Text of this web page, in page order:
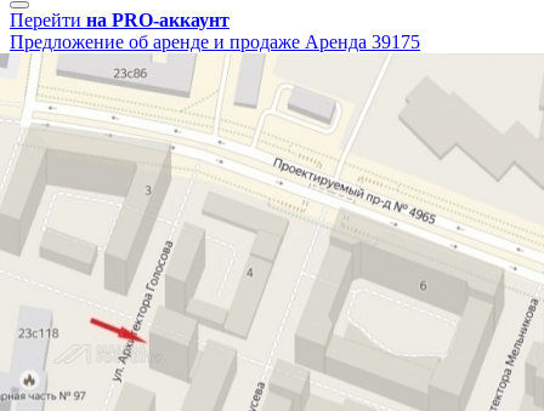
Перейти на PRO-аккаунт
Предложение об аренде и продаже Аренда 39175